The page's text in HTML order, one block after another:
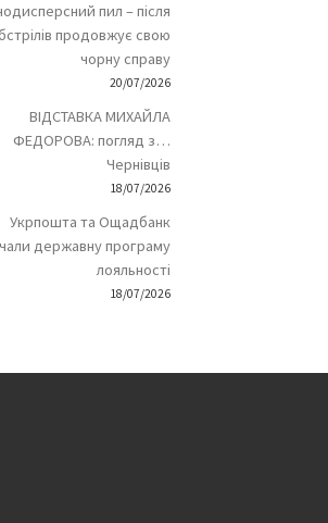
пил – після
продовжує свою
чорну справу
20/07/2026
ВІДСТАВКА МИХАЙЛА
ФЕДОРОВА: погляд з…
Чернівців
18/07/2026
Укрпошта та Ощадбанк
державну програму
лояльності
18/07/2026